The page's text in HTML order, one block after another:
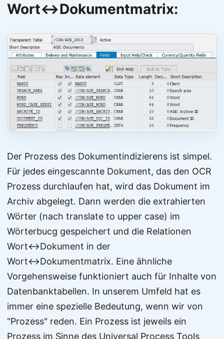
Wort↔Dokumentmatrix:
Der Prozess des Dokumentindizierens ist simpel.
Für jedes eingescannte Dokument, das den OCR
Prozess durchlaufen hat, wird das Dokument im
Archiv abgelegt. Dann werden die extrahierten
Wörter (nach translate to upper case) im
Wörterbucg gespeichert und die Relationen
Wort↔Dokument in der
Wort↔Dokumentmatrix. Eine ähnliche
Vorgehensweise funktioniert auch für Inhalte von
Datenbanktabellen. In unserem Umfeld hat es
immer eine spezielle Bedeutung, wenn wir von
"Prozess" reden. Ein Prozess ist jeweils ein
Prozess im Sinne des Universal Process Tools